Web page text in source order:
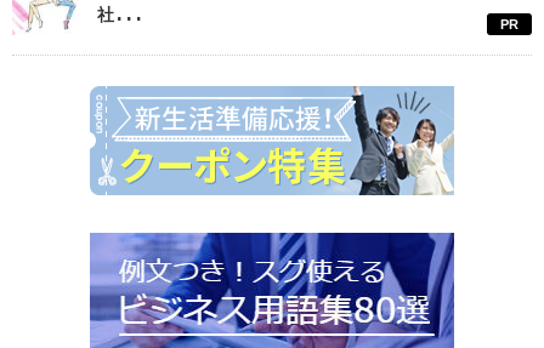
社...
PR